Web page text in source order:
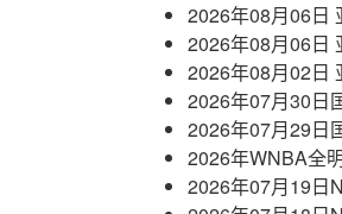
2026年08月06日
2026年08月06日
2026年08月02日
2026年07月30日
2026年07月29日
2026年WNBA全
2026年07月19日